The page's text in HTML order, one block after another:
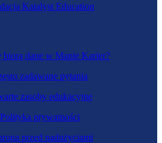
biorą dane w Mapie Karier?
zadawane pytania
zasoby edukacyjne
Polityka prywatności
przed nadużyciami
Katalyst Education